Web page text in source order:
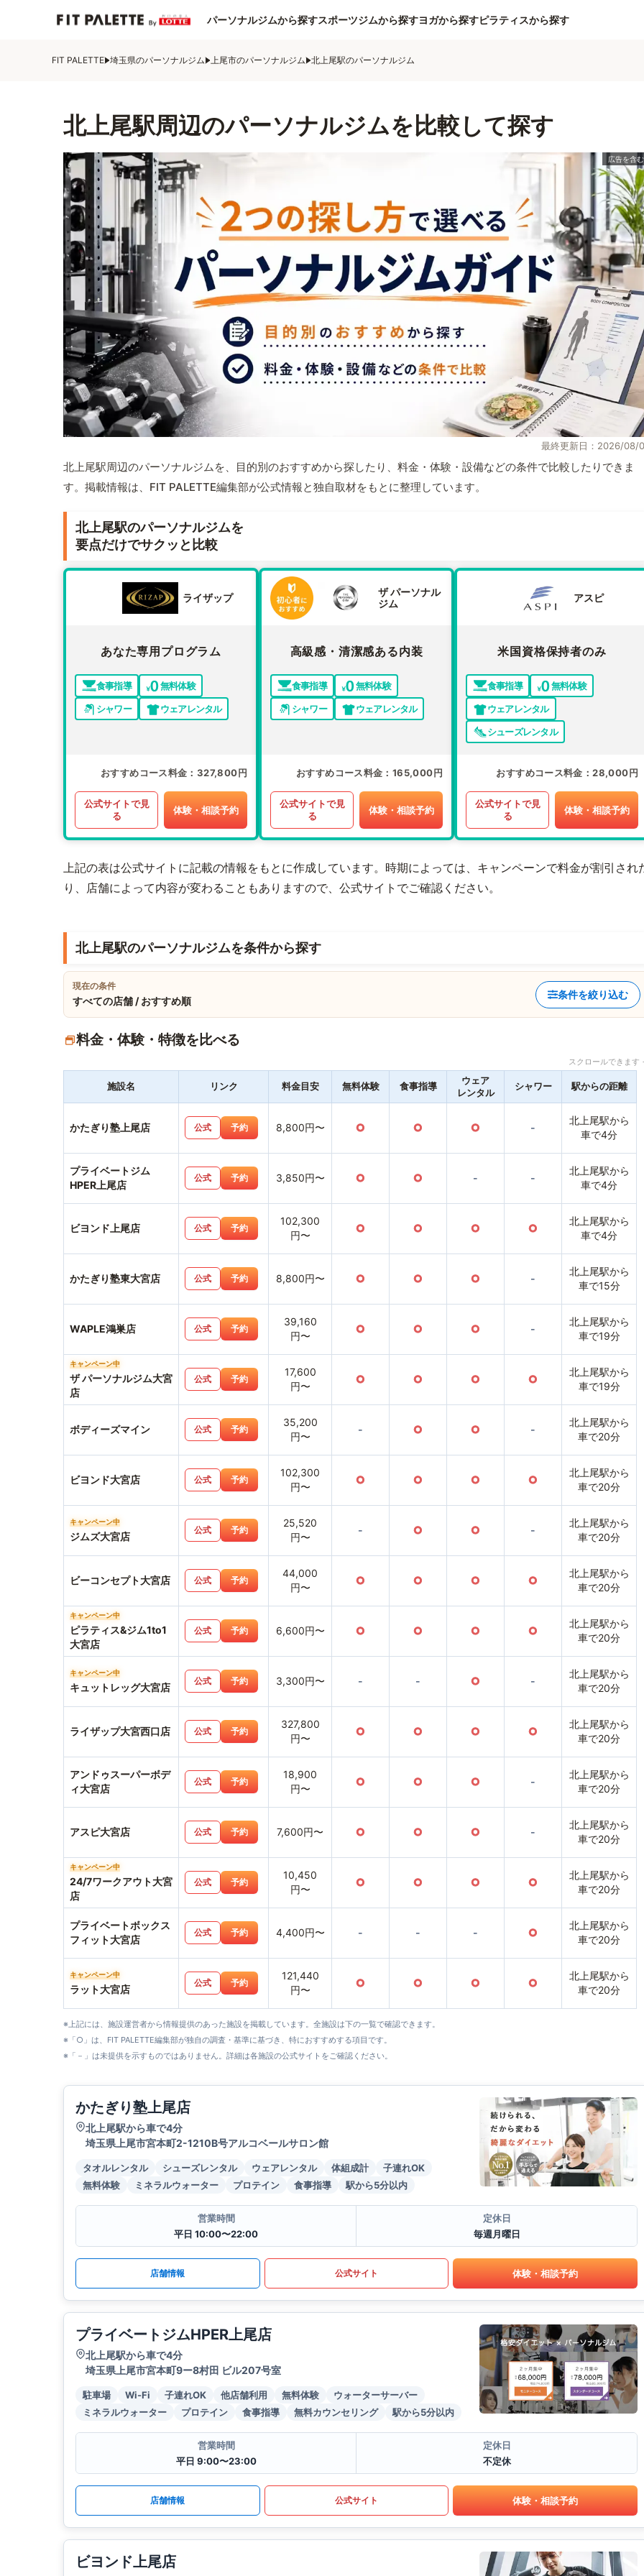
パーソナルジムから探すスポーツジムから探すヨガから探すピラティスから探す
FIT PALETTE 埼玉県のパーソナルジム 上尾市のパーソナルジム 北上尾駅のパーソナルジム
北上尾駅周辺のパーソナルジムを比較して探す
最終更新日：2026/08/
北上尾駅周辺のパーソナルジムを、目的別のおすすめから探したり、料金・体験・設備などの条件で比較したりできま
す。掲載情報は、FIT PALETTE編集部が公式情報と独自取材をもとに整理しています。
北上尾駅のパーソナルジムを
要点だけでサクッと比較
ライザップ
あなた専用プログラム
食事指導
無料体験
シャワー
ウェアレンタル
おすすめコース料金 327,800円
公式サイトで見
る
体験・相談予約
ザ パーソナル
ジム
高級感・清潔感ある内装
食事指導
無料体験
シャワー
ウェアレンタル
おすすめコース料金 165,000円
公式サイトで見
る
体験・相談予約
アスピ
米国資格保持者のみ
食事指導
無料体験
ウェアレンタル
シューズレンタル
おすすめコース料金 28,000円
公式サイトで見
る
体験・相談予約
上記の表は公式サイトに記載の情報をもとに作成しています。時期によっては、キャンペーンで料金が割引され
り、店舗によって内容が変わることもありますので、公式サイトでご確認ください。
北上尾駅のパーソナルジムを条件から探す
現在の条件
すべての店舗 / おすすめ順
条件を絞り込む
料金・体験・特徴を比べる
スクロールできま
施設名 リンク 料金目安 無料体験 食事指導
ウェア
レンタル
シャワー 駅からの距離
かたぎり塾上尾店 公式 予約 8,800円〜 ○ ○ ○ -
北上尾駅から
車で4分
プライベートジム
HPER上尾店
公式 予約 3,850円〜 ○ ○ - -
北上尾駅から
車で4分
ビヨンド上尾店 公式 予約
102,300
円〜
○ ○ ○ ○
北上尾駅から
車で4分
かたぎり塾東大宮店 公式 予約 8,800円〜 ○ ○ ○ -
北上尾駅から
車で15分
WAPLE鴻巣店 公式 予約
39,160
円〜
○ ○ ○ -
北上尾駅から
車で19分
キャンペーン中
ザ パーソナルジム大宮
店
公式 予約
17,600
円〜
○ ○ ○ ○
北上尾駅から
車で19分
ボディーズマイン 公式 予約
35,200
円〜
- ○ ○ -
北上尾駅から
車で20分
ビヨンド大宮店 公式 予約
102,300
円〜
○ ○ ○ ○
北上尾駅から
車で20分
キャンペーン中
ジムズ大宮店
公式 予約
25,520
円〜
- ○ ○ -
北上尾駅から
車で20分
ビーコンセプト大宮店 公式 予約
44,000
円〜
○ ○ ○ ○
北上尾駅から
車で20分
キャンペーン中
ピラティス&ジム1to1
大宮店
公式 予約 6,600円〜 ○ ○ ○ ○
北上尾駅から
車で20分
キャンペーン中
キュットレッグ大宮店
公式 予約 3,300円〜 - - ○ -
北上尾駅から
車で20分
ライザップ大宮西口店 公式 予約
327,800
円〜
○ ○ ○ ○
北上尾駅から
車で20分
アンドゥスーパーボデ
ィ大宮店
公式 予約
18,900
円〜
○ ○ ○ -
北上尾駅から
車で20分
アスピ大宮店 公式 予約 7,600円〜 ○ ○ ○ -
北上尾駅から
車で20分
キャンペーン中
24/7ワークアウト大宮
店
公式 予約
10,450
円〜
○ ○ ○ ○
北上尾駅から
車で20分
プライベートボックス
フィット大宮店
公式 予約 4,400円〜 - - - ○
北上尾駅から
車で20分
キャンペーン中
ラット大宮店
公式 予約
121,440
円〜
○ ○ ○ ○
北上尾駅から
車で20分
※上記には、施設運営者から情報提供のあった施設を掲載しています。全施設は下の一覧で確認できます。
※「○」は、FIT PALETTE編集部が独自の調査・基準に基づき、特におすすめする項目です。
※「－」は未提供を示すものではありません。詳細は各施設の公式サイトをご確認ください。
かたぎり塾上尾店
北上尾駅から車で4分
埼玉県上尾市宮本町2-1210B号アルコベールサロン館
タオルレンタル シューズレンタル ウェアレンタル 体組成計
子連れOK
無料体験
ミネラルウォーター プロテイン 食事指導 駅から5分以内
営業時間
平日 10:00〜22:00
定休日
毎週月曜日
店舗情報 公式サイト 体験・相談予約
プライベートジムHPER上尾店
北上尾駅から車で4分
埼玉県上尾市宮本町9ー8村田 ビル207号室
駐車場 Wi-Fi 子連れOK 他店舗利用 無料体験
ウォーターサーバー
ミネラルウォーター
プロテイン 食事指導 無料カウンセリング 駅から5分以内
営業時間
平日 9:00〜23:00
定休日
不定休
店舗情報 公式サイト 体験・相談予約
ビヨンド上尾店